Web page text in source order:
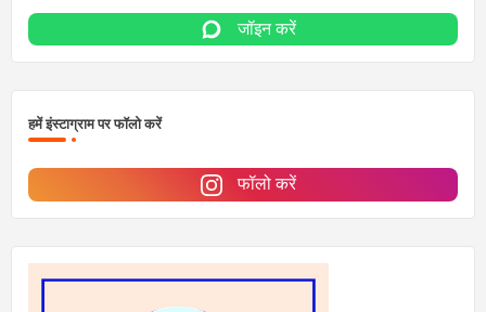
जॉइन करें
हमें इंस्टाग्राम पर फॉलो करें
फॉलो करें